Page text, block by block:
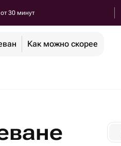
30 минут
Как можно скорее